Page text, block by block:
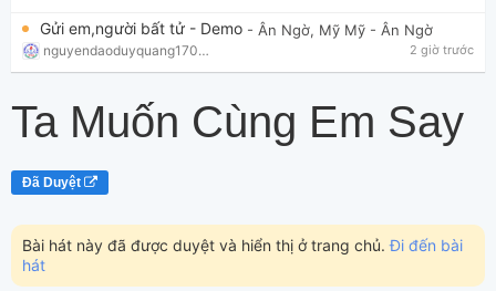
Gửi em,người bất tử - Demo - Ân Ngờ, Mỹ Mỹ - Ân Ngờ
nguyendaoduyquang17021 2 giờ trước
Ta Muốn Cùng Em Say
Đã Duyệt
Bài hát này đã được duyệt và hiển thị ở trang chủ.Đi đến bài
hát